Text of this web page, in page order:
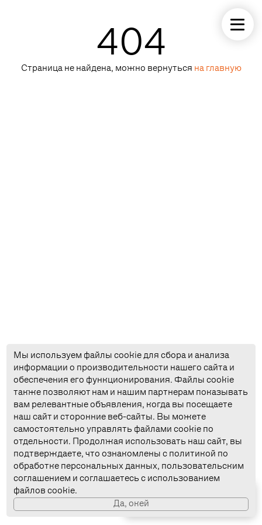
404
Страница не найдена, можно вернуться на главную
Мы используем файлы cookie для сбора и анализа
информации о производительности нашего сайта и
обеспечения его функционирования. Файлы cookie
также позволяют нам и нашим партнерам показывать
вам релевантные объявления, когда вы посещаете
наш сайт и сторонние веб-сайты. Вы можете
самостоятельно управлять файлами cookie по
отдельности. Продолжая использовать наш сайт, вы
подтверждаете, что ознакомлены с политикой по
обработке персональных данных, пользовательским
соглашением и соглашаетесь с использованием
файлов cookie.
Да, окей
ОФЕРТА
ОБРАБОТКА
КОНФИДЕНЦИАЛЬНОСТЬ
ЛИЦЕНЗИЯ